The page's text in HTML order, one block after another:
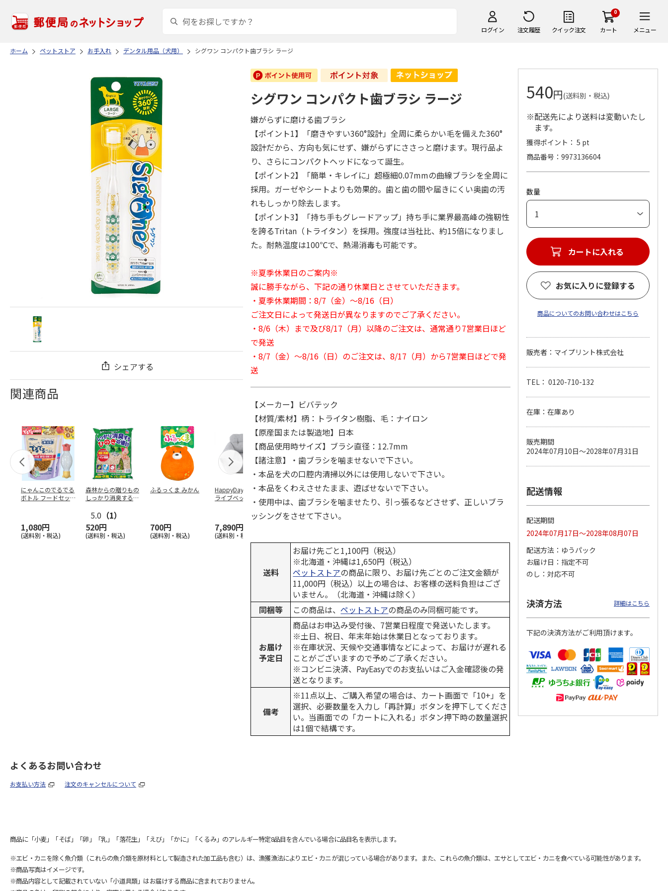
ログイン 注文履歴 クイック注文
0
カート メニュー
ホーム ペットストア お手入れ デンタル用品（犬用） シグワン コンパクト歯ブラシ ラージ
シェアする
関連商品
にゃんこのでるでる
ボトル フードセッ
1,080円
(送料別・税込)
森林からの贈りもの
しっかり消臭するひ
5.0 （1）
520円
(送料別・税込)
ふるっくま みかん
700円
(送料別・税込)
HappyDays 2wayド
ライブベッド グレ
7,890円
(送料別・税込)
獣医師開発 ニオイ
をとる砂専用 猫ト
イレ ナチュラルグ
レー
デオトイレ 飛び散
らない消臭・抗菌サ
ンド 4L
無添加良品 カムカ
ムデンタルコーン
ぐるぐるボーン型 S
チ 健康に育つ子ね
こ用 まぐろ・かつ
ペット線香 虹のか
なた フルーティフ
ローラルの香り
590円
(送料別・税込)
えBOX とりささ…
380円
(送料別・税込)
シグワン コンパクト歯ブラシ ラージ
嫌がらずに磨ける歯ブラシ
【ポイント1】「磨きやすい360°設計」全周に柔らかい毛を備えた360°
設計だから、方向も気にせず、嫌がらずにささっと磨けます。現行品よ
り、さらにコンパクトヘッドになって誕生。
【ポイント2】「簡単・キレイに」超極細0.07mmの曲線ブラシを全周に
採用。ガーゼやシートよりも効果的。歯と歯の間や届きにくい奥歯の汚
れもしっかり除去します。
【ポイント3】「持ち手もグレードアップ」持ち手に業界最高峰の強靭性
を誇るTritan（トライタン）を採用。強度は当社比、約15倍になりまし
た。耐熱温度は100℃で、熱湯消毒も可能です。
※夏季休業日のご案内※
誠に勝手ながら、下記の通り休業日とさせていただきます。
・夏季休業期間：8/7（金）～8/16（日）
ご注文日によって発送日が異なりますのでご了承ください。
・8/6（木）まで及び8/17（月）以降のご注文は、通常通り7営業日ほど
で発送
・8/7（金）～8/16（日）のご注文は、8/17（月）から7営業日ほどで発
送
【メーカー】ビバテック
【材質/素材】柄：トライタン樹脂、毛：ナイロン
【原産国または製造地】日本
【商品使用時サイズ】ブラシ直径：12.7mm
【諸注意】・歯ブラシを噛ませないで下さい。
・本品を犬の口腔内清掃以外には使用しないで下さい。
・本品をくわえさせたまま、遊ばせないで下さい。
・使用中は、歯ブラシを噛ませたり、引っ張るなどさせず、正しいブラ
ッシングをさせて下さい。
送料
お届け先ごと1,100円（税込）
※北海道・沖縄は1,650円（税込）
ペットストアの商品に限り、お届け先ごとのご注文金額が
11,000円（税込）以上の場合は、お客様の送料負担はござ
いません。（北海道・沖縄は除く）
同梱等
この商品は、ペットストアの商品のみ同梱可能です。
お届け
予定日
商品はお申込み受付後、7営業日程度で発送いたします。
※土日、祝日、年末年始は休業日となっております。
※在庫状況、天候や交通事情などによって、お届けが遅れる
ことがございますので予めご了承ください。
※コンビニ決済、PayEasyでのお支払いはご入金確認後の発
送となります。
備考
※11点以上、ご購入希望の場合は、カート画面で「10+」を
選択、必要数量を入力し「再計算」ボタンを押下してくださ
い。当画面での「カートに入れる」ボタン押下時の数量選択
は1個で結構です。
540円(送料別・税込)
※配送先により送料は変動いたし
ます。
獲得ポイント： 5 pt
商品番号
9973136604
数量
カートに入れる
お気に入りに登録する
商品についてのお問い合わせはこちら
販売者：マイプリント株式会社
TEL： 0120-710-132
在庫：在庫あり
販売期間
2024年07月10日～2028年07月31日
配送情報
配送期間
2024年07月17日～2028年08月07日
配送方法
ゆうパック
お届け日
指定不可
のし
対応不可
決済方法 詳細はこちら
下記の決済方法がご利用頂けます。
よくあるお問い合わせ
お支払い方法 注文のキャンセルについて
商品に「小麦」「そば」「卵」「乳」「落花生」「えび」「かに」「くるみ」のアレルギー特定8品目を含んでいる場合に品目名を表示します。
※エビ・カニを除く魚介類（これらの魚介類を原材料として製造された加工品も含む）は、漁獲漁法によりエビ・カニが混じっている場合があります。また、これらの魚介類は、エサとしてエビ・カニを食べている可能性があります。
※商品写真はイメージです。
※商品内容として記載されていない「小道具類」はお届けする商品に含まれておりません。